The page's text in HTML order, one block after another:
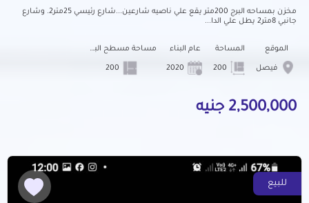
مخزن بمساحه البرج 200متر يقع علي ناصيه شارعين...شارع رئيسي 25متر2. وشارع
جانبي 8متر2 يطل علي الدا...
الموقع
فيصل
المساحة عام البناء مساحة مسطح البناء
2,500,000 جنيه
للبيع